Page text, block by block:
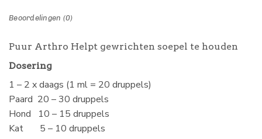
Beoordelingen (0)
Puur Arthro Helpt gewrichten soepel te houden
Dosering
1 – 2 x daags (1 ml = 20 druppels)
Paard 20 – 30 druppels
Hond 10 – 15 druppels
Kat 5 – 10 druppels